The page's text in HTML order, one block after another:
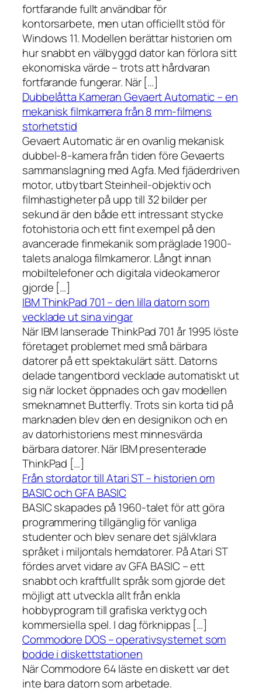
fortfarande fullt användbar för
kontorsarbete, men utan officiellt stöd för
Windows 11. Modellen berättar historien om
hur snabbt en välbyggd dator kan förlora sitt
ekonomiska värde – trots att hårdvaran
fortfarande fungerar. När […]
Dubbelåtta Kameran Gevaert Automatic – en
mekanisk filmkamera från 8 mm-filmens
storhetstid
Gevaert Automatic är en ovanlig mekanisk
dubbel-8-kamera från tiden före Gevaerts
sammanslagning med Agfa. Med fjäderdriven
motor, utbytbart Steinheil-objektiv och
filmhastigheter på upp till 32 bilder per
sekund är den både ett intressant stycke
fotohistoria och ett fint exempel på den
avancerade finmekanik som präglade 1900-
talets analoga filmkameror. Långt innan
mobiltelefoner och digitala videokameror
gjorde […]
IBM ThinkPad 701 – den lilla datorn som
vecklade ut sina vingar
När IBM lanserade ThinkPad 701 år 1995 löste
företaget problemet med små bärbara
datorer på ett spektakulärt sätt. Datorns
delade tangentbord vecklade automatiskt ut
sig när locket öppnades och gav modellen
smeknamnet Butterfly. Trots sin korta tid på
marknaden blev den en designikon och en
av datorhistoriens mest minnesvärda
bärbara datorer. När IBM presenterade
ThinkPad […]
Från stordator till Atari ST – historien om
BASIC och GFA BASIC
BASIC skapades på 1960-talet för att göra
programmering tillgänglig för vanliga
studenter och blev senare det självklara
språket i miljontals hemdatorer. På Atari ST
fördes arvet vidare av GFA BASIC – ett
snabbt och kraftfullt språk som gjorde det
möjligt att utveckla allt från enkla
hobbyprogram till grafiska verktyg och
kommersiella spel. I dag förknippas […]
Commodore DOS – operativsystemet som
bodde i diskettstationen
När Commodore 64 läste en diskett var det
inte bara datorn som arbetade.